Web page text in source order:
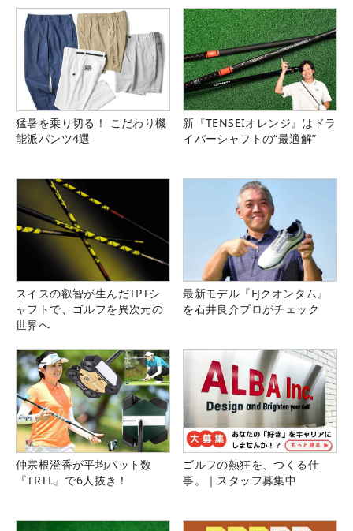
猛暑を乗り切る！ こだわり機
能派パンツ4選
新『TENSEIオレンジ』はドラ
イバーシャフトの“最適解”
スイスの叡智が生んだTPTシ
ャフトで、ゴルフを異次元の
世界へ
最新モデル『FJクオンタム』
を石井良介プロがチェック
仲宗根澄香が平均パット数
『TRTL』で6人抜き！
ゴルフの熱狂を、つくる仕
事。｜スタッフ募集中